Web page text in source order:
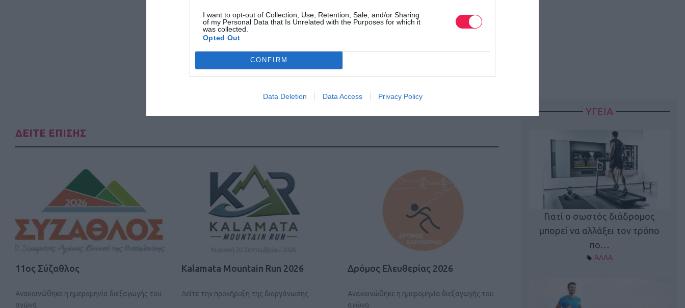
I want to opt-out of Collection, Use, Retention, Sale, and/or Sharing
of my Personal Data that Is Unrelated with the Purposes for which it
was collected.
Opted Out
CONFIRM
Data Deletion Data Access Privacy Policy
ΔΕΙΤΕ ΕΠΙΣΗΣ
11ος Σύζαθλος
Ανακοινώθηκε η ημερομηνία διεξαγωγής του
αγώνα
Kalamata Mountain Run 2026
Δείτε την προκήρυξη της διοργάνωσης
Δρόμος Ελευθερίας 2026
Ανακοινώθηκε η ημερομηνία διεξαγωγής του
αγώνα
ΥΓΕΙΑ
Καφές και καφεΐνη
ΓΕΝΙΚΑ ΘΕΜΑΤΑ
Γιατί ο σωστός διάδρομος
μπορεί να αλλάξει τον τρόπο
πο…
ΆΛΛΑ